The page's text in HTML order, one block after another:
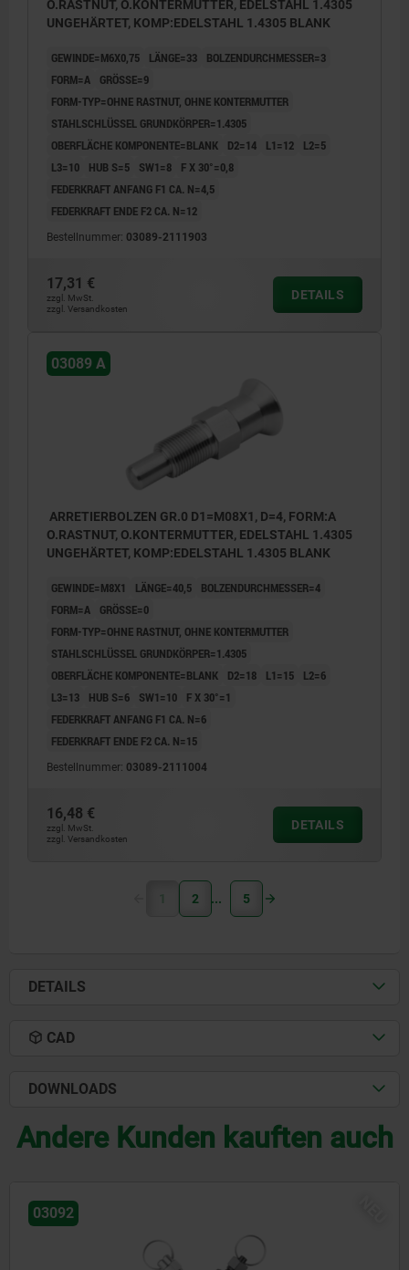
O.RASTNUT, O.KONTERMUTTER, EDELSTAHL 1.4305
UNGEHÄRTET, KOMP:EDELSTAHL 1.4305 BLANK
GEWINDE=M6X0,75 LÄNGE=33
BOLZENDURCHMESSER=3
FORM=A
GRÖSSE=9
FORM-TYP=OHNE RASTNUT, OHNE KONTERMUTTER
STAHLSCHLÜSSEL GRUNDKÖRPER=1.4305
OBERFLÄCHE KOMPONENTE=BLANK
D2=14 L1=12
L2=5
L3=10
HUB S=5 SW1=8
F X 30°=0,8
FEDERKRAFT ANFANG F1 CA. N=4,5
FEDERKRAFT ENDE F2 CA. N=12
Bestellnummer: 03089-2111903
17,31 €
zzgl. MwSt.
zzgl. Versandkosten
DETAILS
03089 A
ARRETIERBOLZEN GR.0 D1=M08X1, D=4, FORM:A
O.RASTNUT, O.KONTERMUTTER, EDELSTAHL 1.4305
UNGEHÄRTET, KOMP:EDELSTAHL 1.4305 BLANK
GEWINDE=M8X1 LÄNGE=40,5
BOLZENDURCHMESSER=4
FORM=A
GRÖSSE=0
FORM-TYP=OHNE RASTNUT, OHNE KONTERMUTTER
STAHLSCHLÜSSEL GRUNDKÖRPER=1.4305
OBERFLÄCHE KOMPONENTE=BLANK
D2=18 L1=15
L2=6
L3=13
HUB S=6 SW1=10
F X 30°=1
FEDERKRAFT ANFANG F1 CA. N=6
FEDERKRAFT ENDE F2 CA. N=15
Bestellnummer: 03089-2111004
16,48 €
zzgl. MwSt.
zzgl. Versandkosten
DETAILS
1 2 5
DETAILS
CAD
DOWNLOADS
Andere Kunden kauften auch
03092